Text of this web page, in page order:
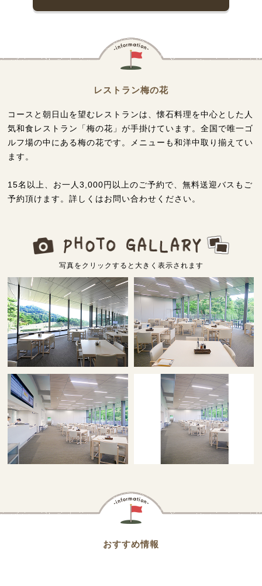
レストラン梅の花
コースと朝日山を望むレストランは、懐石料理を中心とした人
気和食レストラン「梅の花」が手掛けています。全国で唯一ゴ
ルフ場の中にある梅の花です。メニューも和洋中取り揃えてい
ます。
15名以上、お一人3,000円以上のご予約で、無料送迎バスもご
予約頂けます。詳しくはお問い合わせください。
写真をクリックすると大きく表示されます
おすすめ情報